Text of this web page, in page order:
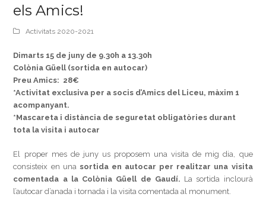
els Amics!
Activitats 2020-2021
Dimarts 15 de juny de 9.30h a 13.30h
Colònia Güell (sortida en autocar)
Preu Amics: 28€
*Activitat exclusiva per a socis d’Amics del Liceu, màxim 1
acompanyant.
*Mascareta i distància de seguretat obligatòries durant
tota la visita i autocar
El proper mes de juny us proposem una visita de mig dia, que
consisteix en una sortida en autocar per realitzar una visita
comentada a la Colònia Güell de Gaudí. La sortida inclourà
l’autocar d’anada i tornada i la visita comentada al monument.